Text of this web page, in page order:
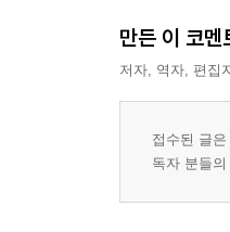
만든 이 코멘
저자, 역자, 편집
접수된 글
독자 분들